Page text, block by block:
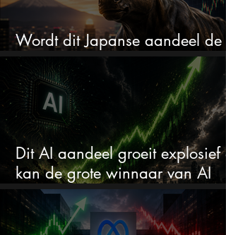
Wordt dit Japanse aandeel de
comeback kid van 2026?
Dit AI aandeel groeit explosief
kan de grote winnaar van AI
worden